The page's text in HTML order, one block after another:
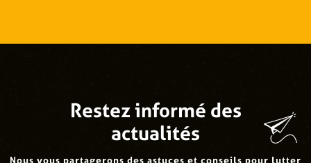
Restez informé des
actualités